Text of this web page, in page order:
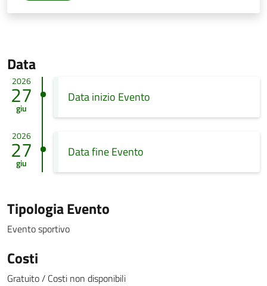
Data
2026
27
giu
Data inizio Evento
2026
27
giu
Data fine Evento
Tipologia Evento
Evento sportivo
Costi
Gratuito / Costi non disponibili